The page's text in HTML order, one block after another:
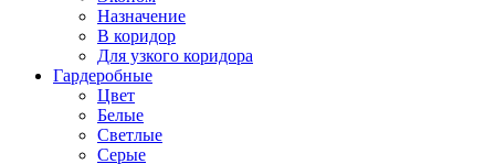
Назначение
В коридор
Для узкого коридора
Гардеробные
Цвет
Белые
Светлые
Серые